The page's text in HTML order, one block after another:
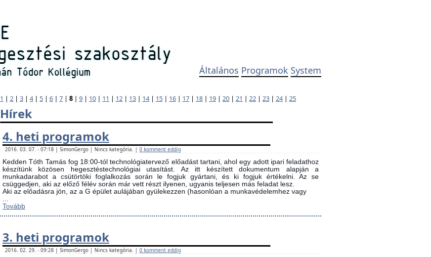
Általános Programok System
1 | 2 | 3 | 4| 5 | 6 | 7 | 8 | 9 | 10 | 11 | 12 | 13 | 14| 15 | 16 | 17 | 18 | 19 | 20 | 21 | 22 | 23 | 24| 25
Hírek
4. heti programok
2016. 03. 07. - 07:18 | SimonGergo | Nincs kategória. | 0 komment eddig
Kedden Tóth Tamás fog 18:00-tól technológiatervező előadást tartani, ahol egy adott ipari feladathoz
készítünk közösen hegesztéstechnológiai utasítást. Az itt készített dokumentum alapján a
munkadarabot a csütörtöki foglalkozás során le fogjuk gyártani, és ki fogjuk értékelni. Az se
csüggedjen, aki az előző félév során már vett részt ilyenen, ugyanis teljesen más feladat lesz.
Aki az előadásra jön, az a G épület aulájában gyülekezzen (hasonlóan a munkavédelemhez vagy
Tovább
3. heti programok
2016. 02. 29. - 09:28 | SimonGergo | Nincs kategória. | 0 komment eddig